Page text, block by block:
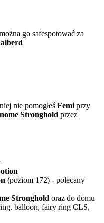
go safespotować za
nie pomogłeś Femi przy
Stronghold przez
(poziom 172) - polecany
Stronghold oraz do domu
balloon, fairy ring CLS,